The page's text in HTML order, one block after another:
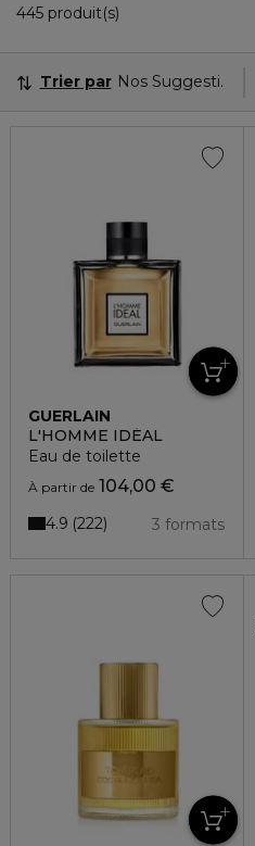
445 produit(s)
Trier par Nos Suggestions
GUERLAIN
L'HOMME IDÉAL
Eau de toilette
À partir de 104,00 €
3 formats
4.9 222